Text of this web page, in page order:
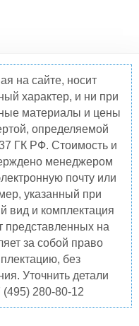
на сайте, носит
характер, и ни при
материалы и цены
определяемой
ГК РФ. Стоимость и
менеджером
почту или
указанный при
вид и комплектация
представленных на
за собой право
без
Уточнить детали
280-80-12